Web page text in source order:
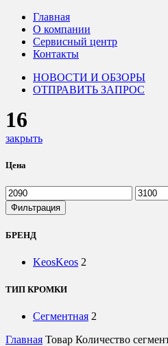
Главная
О компании
Сервисный центр
Контакты
НОВОСТИ И ОБЗОРЫ
ОТПРАВИТЬ ЗАПРОС
16
закрыть
Цена
Минимальная
цена
цена
Фильтрация
БРЕНД
KeosKeos 2
ТИП КРОМКИ
Сегментная 2
Главная Товар Количество